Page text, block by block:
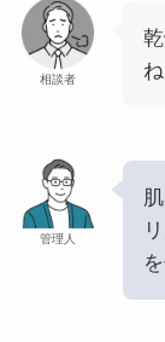
相談者
ね
管理人